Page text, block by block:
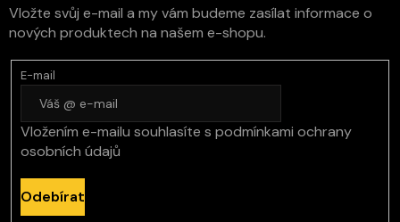
y
v
p
i
Vložte svůj e-mail a my vám budeme zasílat informace o
nových produktech na našem e-shopu.
E-mail
Vložením e-mailu souhlasíte s podmínkami ochrany
osobních údajů
Odebírat